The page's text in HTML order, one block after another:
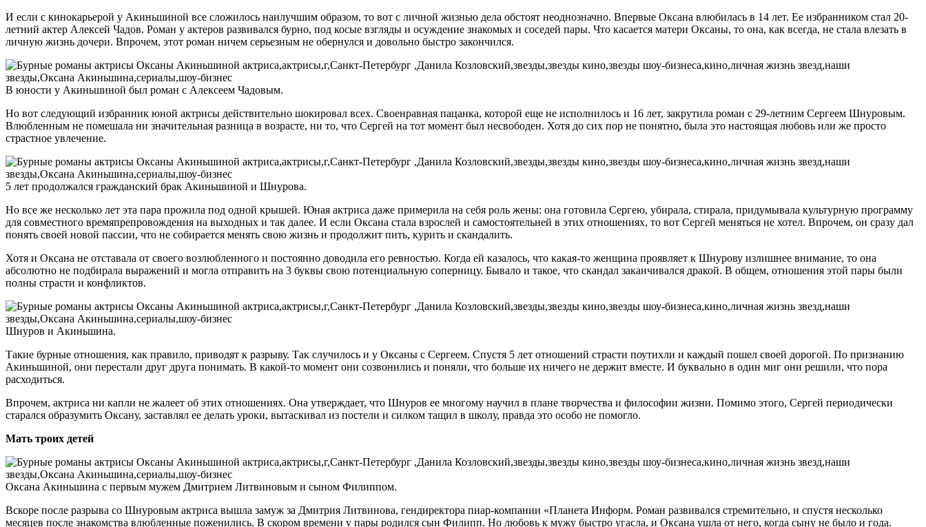
И если с кинокарьерой у Акиньшиной все сложилось наилучшим образом, то вот с личной жизнью дела обстоят неоднозначно. Впервые Оксана влюбилась в 14 лет. Ее избранником стал 20-
летний актер Алексей Чадов. Роман у актеров развивался бурно, под косые взгляды и осуждение знакомых и соседей пары. Что касается матери Оксаны, то она, как всегда, не стала влезать в
личную жизнь дочери. Впрочем, этот роман ничем серьезным не обернулся и довольно быстро закончился.
В юности у Акиньшиной был роман с Алексеем Чадовым.
Но вот следующий избранник юной актрисы действительно шокировал всех. Своенравная пацанка, которой еще не исполнилось и 16 лет, закрутила роман с 29-летним Сергеем Шнуровым.
Влюбленным не помешала ни значительная разница в возрасте, ни то, что Сергей на тот момент был несвободен. Хотя до сих пор не понятно, была это настоящая любовь или же просто
страстное увлечение.
5 лет продолжался гражданский брак Акиньшиной и Шнурова.
Но все же несколько лет эта пара прожила под одной крышей. Юная актриса даже примерила на себя роль жены: она готовила Сергею, убирала, стирала, придумывала культурную программу
для совместного времяпрепровождения на выходных и так далее. И если Оксана стала взрослей и самостоятельней в этих отношениях, то вот Сергей меняться не хотел. Впрочем, он сразу дал
понять своей новой пассии, что не собирается менять свою жизнь и продолжит пить, курить и скандалить.
Хотя и Оксана не отставала от своего возлюбленного и постоянно доводила его ревностью. Когда ей казалось, что какая-то женщина проявляет к Шнурову излишнее внимание, то она
абсолютно не подбирала выражений и могла отправить на 3 буквы свою потенциальную соперницу. Бывало и такое, что скандал заканчивался дракой. В общем, отношения этой пары были
полны страсти и конфликтов.
Шнуров и Акиньшина.
Такие бурные отношения, как правило, приводят к разрыву. Так случилось и у Оксаны с Сергеем. Спустя 5 лет отношений страсти поутихли и каждый пошел своей дорогой. По признанию
Акиньшиной, они перестали друг друга понимать. В какой-то момент они созвонились и поняли, что больше их ничего не держит вместе. И буквально в один миг они решили, что пора
расходиться.
Впрочем, актриса ни капли не жалеет об этих отношениях. Она утверждает, что Шнуров ее многому научил в плане творчества и философии жизни. Помимо этого, Сергей периодически
старался образумить Оксану, заставлял ее делать уроки, вытаскивал из постели и силком тащил в школу, правда это особо не помогло.
Мать троих детей
Оксана Акиньшина с первым мужем Дмитрием Литвиновым и сыном Филиппом.
Вскоре после разрыва со Шнуровым актриса вышла замуж за Дмитрия Литвинова, гендиректора пиар-компании «Планета Информ. Роман развивался стремительно, и спустя несколько
месяцев после знакомства влюбленные поженились. В скором времени у пары родился сын Филипп. Но любовь к мужу быстро угасла, и Оксана ушла от него, когда сыну не было и года.